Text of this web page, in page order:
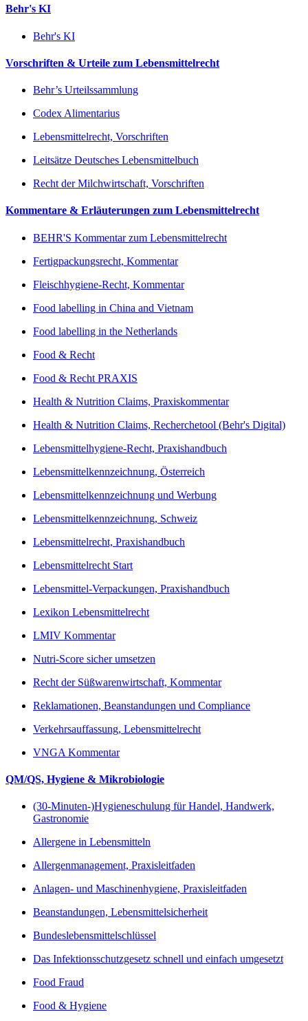
Behr's KI
Behr's KI
Vorschriften & Urteile zum Lebensmittelrecht
Behr’s Urteilssammlung
Codex Alimentarius
Lebensmittelrecht, Vorschriften
Leitsätze Deutsches Lebensmittelbuch
Recht der Milchwirtschaft, Vorschriften
Kommentare & Erläuterungen zum Lebensmittelrecht
BEHR'S Kommentar zum Lebensmittelrecht
Fertigpackungsrecht, Kommentar
Fleischhygiene-Recht, Kommentar
Food labelling in China and Vietnam
Food labelling in the Netherlands
Food & Recht
Food & Recht PRAXIS
Health & Nutrition Claims, Praxiskommentar
Health & Nutrition Claims, Recherchetool (Behr's Digital)
Lebensmittelhygiene-Recht, Praxishandbuch
Lebensmittelkennzeichnung, Österreich
Lebensmittelkennzeichnung und Werbung
Lebensmittelkennzeichnung, Schweiz
Lebensmittelrecht, Praxishandbuch
Lebensmittelrecht Start
Lebensmittel-Verpackungen, Praxishandbuch
Lexikon Lebensmittelrecht
LMIV Kommentar
Nutri-Score sicher umsetzen
Recht der Süßwarenwirtschaft, Kommentar
Reklamationen, Beanstandungen und Compliance
Verkehrsauffassung, Lebensmittelrecht
VNGA Kommentar
QM/QS, Hygiene & Mikrobiologie
(30-Minuten-)Hygieneschulung für Handel, Handwerk,
Gastronomie
Allergene in Lebensmitteln
Allergenmanagement, Praxisleitfaden
Anlagen- und Maschinenhygiene, Praxisleitfaden
Beanstandungen, Lebensmittelsicherheit
Bundeslebensmittelschlüssel
Das Infektionsschutzgesetz schnell und einfach umgesetzt
Food Fraud
Food & Hygiene